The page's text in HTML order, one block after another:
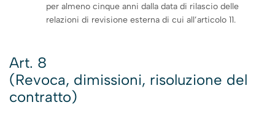
per almeno cinque anni dalla data di rilascio delle
relazioni di revisione esterna di cui all’articolo 11.
Art. 8
(Revoca, dimissioni, risoluzione del
contratto)